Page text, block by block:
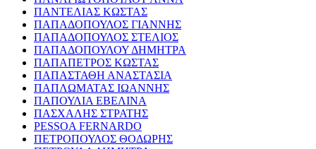
ΠΑΝΤΕΛΙΑΣ ΚΩΣΤΑΣ
ΠΑΠΑΔΟΠΟΥΛΟΣ ΓΙΑΝΝΗΣ
ΠΑΠΑΔΟΠΟΥΛΟΣ ΣΤΕΛΙΟΣ
ΠΑΠΑΔΟΠΟΥΛΟΥ ΔΗΜΗΤΡΑ
ΠΑΠΑΠΕΤΡΟΣ ΚΩΣΤΑΣ
ΠΑΠΑΣΤΑΘΗ ΑΝΑΣΤΑΣΙΑ
ΠΑΠΛΩΜΑΤΑΣ ΙΩΑΝΝΗΣ
ΠΑΠΟΥΛΙΑ ΕΒΕΛΙΝΑ
ΠΑΣΧΑΛΗΣ ΣΤΡΑΤΗΣ
PESSOA FERNARDO
ΠΕΤΡΟΠΟΥΛΟΣ ΘΟΔΩΡΗΣ